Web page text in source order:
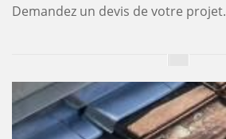
Demandez un devis de votre projet.